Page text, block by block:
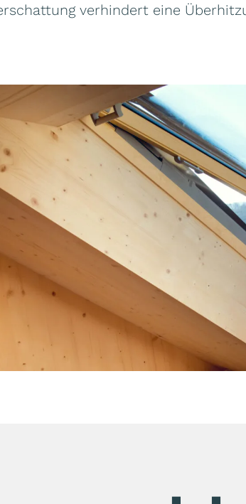
verhindert eine